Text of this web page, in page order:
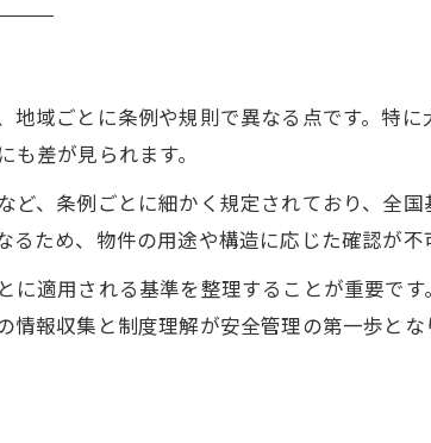
域ごとに条例や規則で異なる点です。特に
差が見られます。
、条例ごとに細かく規定されており、全国
ため、物件の用途や構造に応じた確認が不
適用される基準を整理することが重要です
報収集と制度理解が安全管理の第一歩とな